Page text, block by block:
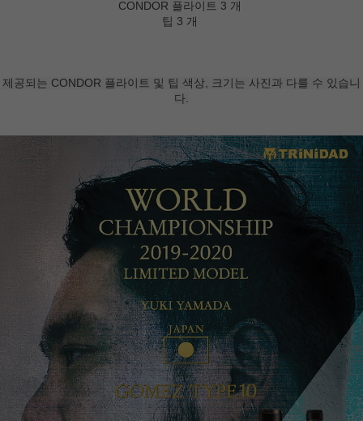
CONDOR 플라이트 3 개
팁 3 개
제공되는 CONDOR 플라이트 및 팁 색상, 크기는 사진과 다를 수 있습니
다.